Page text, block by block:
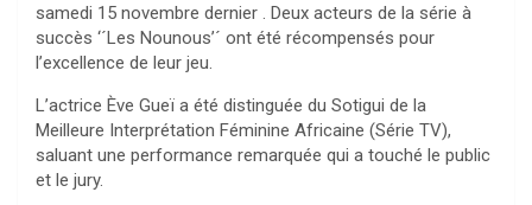
samedi 15 novembre dernier . Deux acteurs de la série à
succès ‘´Les Nounous’´ ont été récompensés pour
l’excellence de leur jeu.
L’actrice Ève Gueï a été distinguée du Sotigui de la
Meilleure Interprétation Féminine Africaine (Série TV),
saluant une performance remarquée qui a touché le public
et le jury.